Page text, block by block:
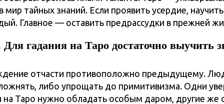
мир тайных знаний. Если проявить усердие,
Главное — оставить предрассудки в прежней
гадания на Таро достаточно выучить
отчасти противоположно предыдущему.
либо упрощать до примитивизма. Одни
на Таро нужно обладать особым даром, другие же